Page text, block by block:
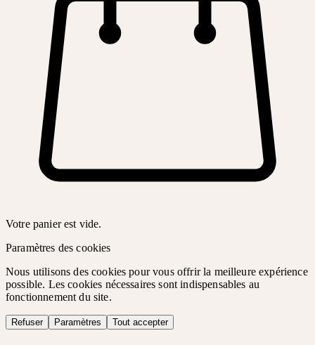
Votre panier est vide.
Paramètres des cookies
Nous utilisons des cookies pour vous offrir la meilleure expérience
possible. Les cookies nécessaires sont indispensables au
fonctionnement du site.
Refuser Paramètres Tout accepter